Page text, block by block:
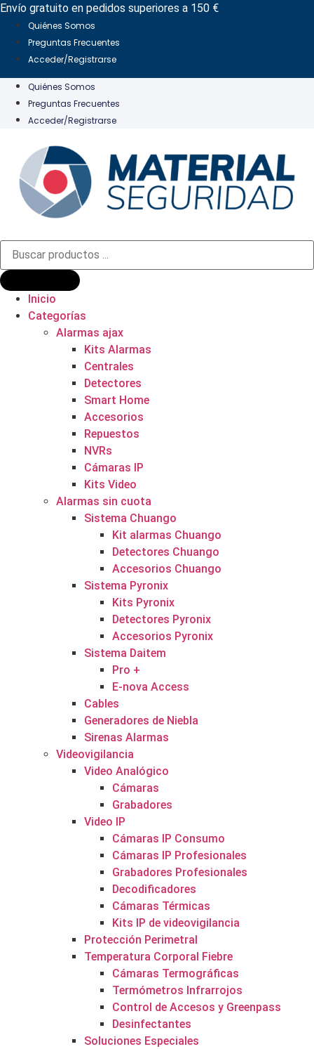
Ir
contenido
Envío gratuito en pedidos superiores a 150 €
Quiénes Somos
Preguntas Frecuentes
Acceder/Registrarse
Quiénes Somos
Preguntas Frecuentes
Acceder/Registrarse
Búsqueda
productos
Inicio
Categorías
Alarmas ajax
Kits Alarmas
Centrales
Detectores
Smart Home
Accesorios
Repuestos
NVRs
Cámaras IP
Kits Video
Alarmas sin cuota
Sistema Chuango
Kit alarmas Chuango
Detectores Chuango
Accesorios Chuango
Sistema Pyronix
Kits Pyronix
Detectores Pyronix
Accesorios Pyronix
Sistema Daitem
Pro +
E-nova Access
Cables
Generadores de Niebla
Sirenas Alarmas
Videovigilancia
Video Analógico
Cámaras
Grabadores
Video IP
Cámaras IP Consumo
Cámaras IP Profesionales
Grabadores Profesionales
Decodificadores
Cámaras Térmicas
Kits IP de videovigilancia
Protección Perimetral
Temperatura Corporal Fiebre
Cámaras Termográficas
Termómetros Infrarrojos
Control de Accesos y Greenpass
Desinfectantes
Soluciones Especiales